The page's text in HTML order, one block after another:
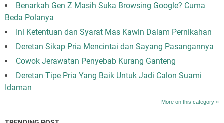
Benarkah Gen Z Masih Suka Browsing Google? Cuma
Beda Polanya
Ini Ketentuan dan Syarat Mas Kawin Dalam Pernikahan
Deretan Sikap Pria Mencintai dan Sayang Pasangannya
Cowok Jerawatan Penyebab Kurang Ganteng
Deretan Tipe Pria Yang Baik Untuk Jadi Calon Suami
Idaman
More on this category »